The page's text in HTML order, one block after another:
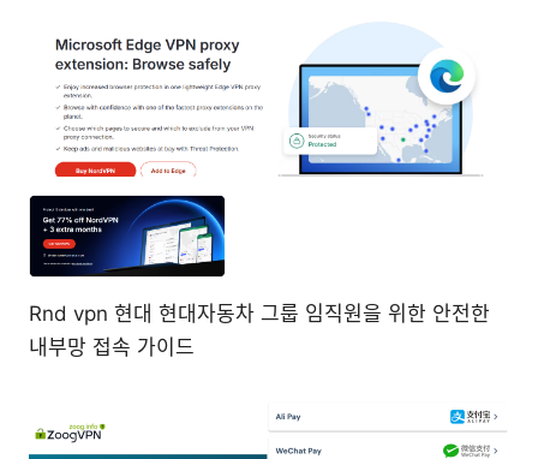
Rnd vpn 현대 현대자동차 그룹 임직원을 위한 안전한
내부망 접속 가이드